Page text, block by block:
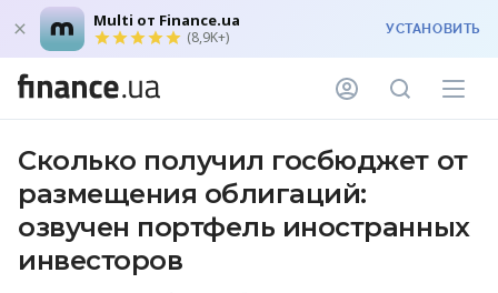
Multi от Finance.ua
(8,9K+) УСТАНОВИТЬ
Сколько получил госбюджет от
размещения облигаций:
озвучен портфель иностранных
инвесторов